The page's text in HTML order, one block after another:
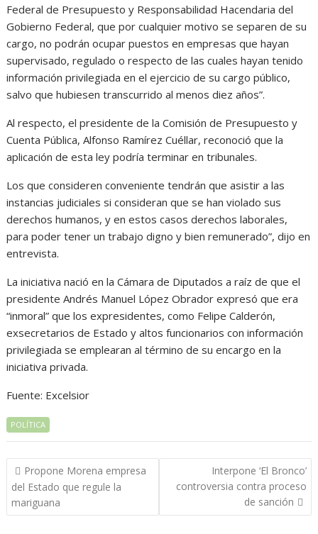
Federal de Presupuesto y Responsabilidad Hacendaria del
Gobierno Federal, que por cualquier motivo se separen de su
cargo, no podrán ocupar puestos en empresas que hayan
supervisado, regulado o respecto de las cuales hayan tenido
información privilegiada en el ejercicio de su cargo público,
salvo que hubiesen transcurrido al menos diez años”.
Al respecto, el presidente de la Comisión de Presupuesto y
Cuenta Pública, Alfonso Ramírez Cuéllar, reconoció que la
aplicación de esta ley podría terminar en tribunales.
Los que consideren conveniente tendrán que asistir a las
instancias judiciales si consideran que se han violado sus
derechos humanos, y en estos casos derechos laborales,
para poder tener un trabajo digno y bien remunerado”, dijo en
entrevista.
La iniciativa nació en la Cámara de Diputados a raíz de que el
presidente Andrés Manuel López Obrador expresó que era
“inmoral” que los expresidentes, como Felipe Calderón,
exsecretarios de Estado y altos funcionarios con información
privilegiada se emplearan al término de su encargo en la
iniciativa privada.
Fuente: Excelsior
POLÍTICA
Navegación
de
entradas
Propone Morena empresa
del Estado que regule la
mariguana
Interpone ‘El Bronco’
controversia contra proceso
de sanción